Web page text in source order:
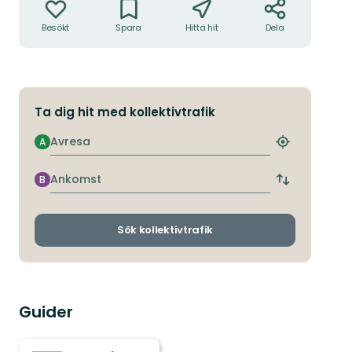
Besökt Spara Hitta hit Dela
Ta dig hit med kollektivtrafik
Avresa
A
Hitta
hållplats
Ankomst
B
Byt
och
Sök kollektivtrafik
Guider